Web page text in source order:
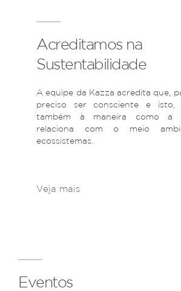
Acreditamos na
Sustentabilidade
A equipe da Kazza acredita que,
preciso ser consciente e isto,
também à maneira como a
relaciona com o meio
ecossistemas.
Veja mais
Eventos